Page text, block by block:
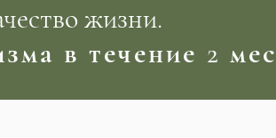
жизни.
в течение 2